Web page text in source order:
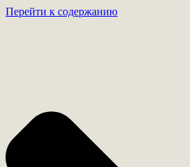
Перейти к содержанию